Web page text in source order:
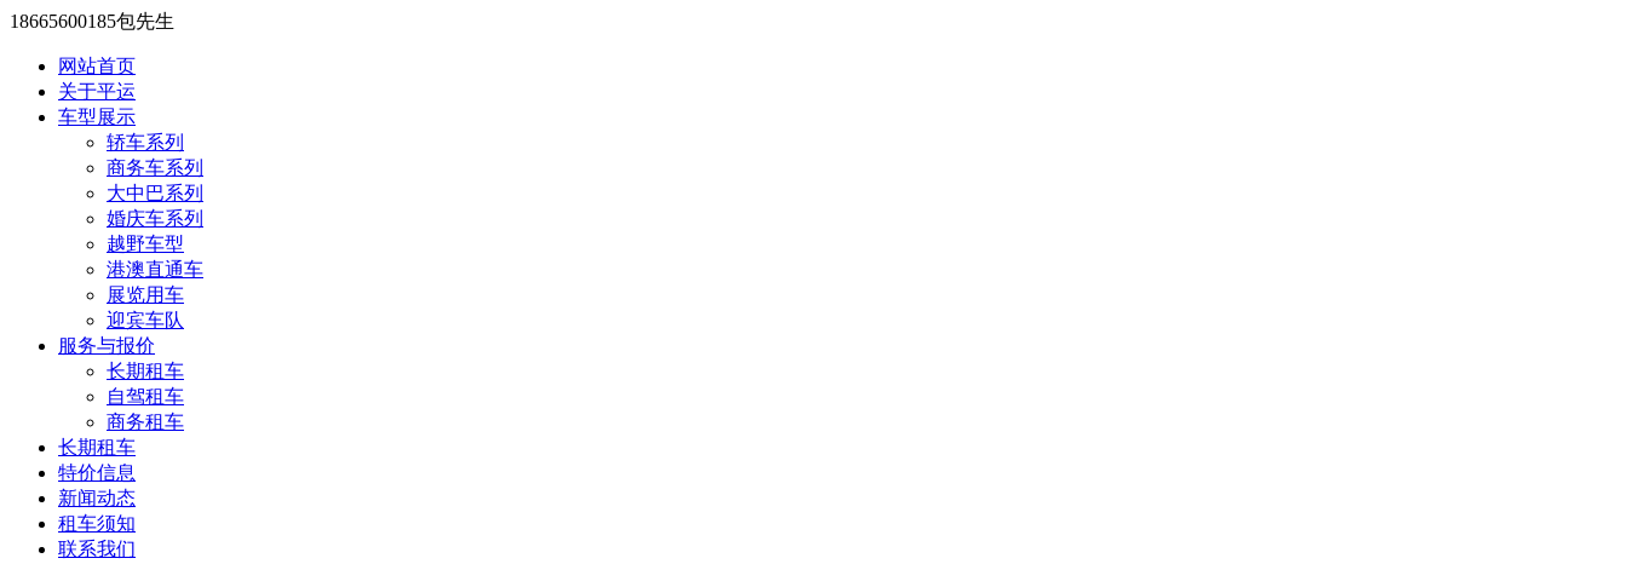
18665600185包先生
网站首页
关于平运
车型展示
轿车系列
商务车系列
大中巴系列
婚庆车系列
越野车型
港澳直通车
展览用车
迎宾车队
服务与报价
长期租车
自驾租车
商务租车
长期租车
特价信息
新闻动态
租车须知
联系我们